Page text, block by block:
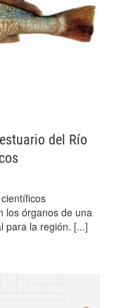
del Río
los órganos de una
para la región. [...]